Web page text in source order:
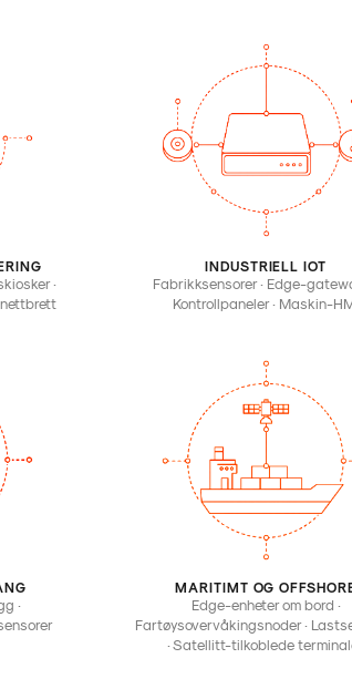
·
INDUSTRIELL IOT
Fabrikksensorer · Edge-
Kontrollpaneler · Maskin-
·
MARITIMT OG
Edge-enheter om bord ·
Fartøysovervåkingsnoder ·
· Satellitt-tilkoblede